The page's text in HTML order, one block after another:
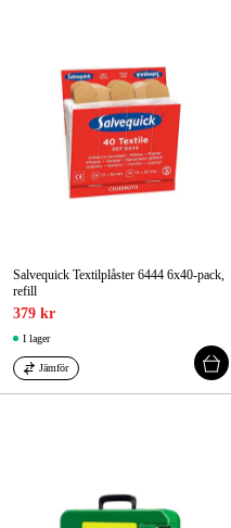
Salvequick Textilplåster 6444 6x40-pack,
refill
379 kr
I lager
Jämför